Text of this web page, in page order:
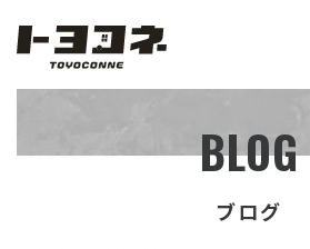
BLOG
ブログ